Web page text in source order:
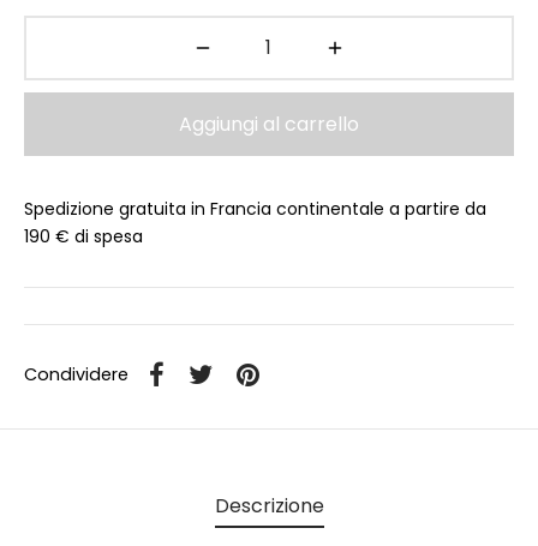
Aggiungi al carrello
Spedizione gratuita in Francia continentale a partire da
190 € di spesa
Condividere
Descrizione